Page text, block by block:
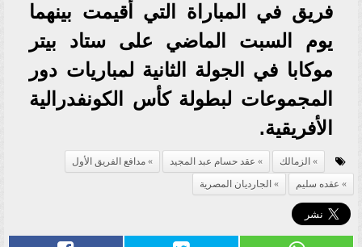
فريق في المباراة التي أقيمت بينهما
يوم السبت الماضي على ستاد بيتر
موكابا في الجولة الثانية لمباريات دور
المجموعات لبطولة كأس الكونفدرالية
الأفريقية.
الزمالك عقد حسام عبد المجيد
مدافع الفريق الأول
عقده سليم
الجارديان المصرية